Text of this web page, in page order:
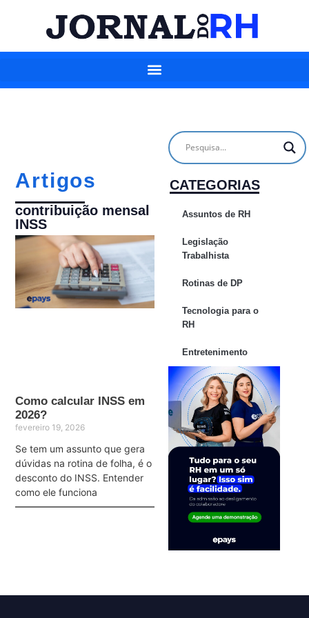
Artigos
contribuição mensal
INSS
Como calcular INSS em
2026?
fevereiro 19, 2026
Se tem um assunto que gera
dúvidas na rotina de folha, é o
desconto do INSS. Entender
como ele funciona
CATEGORIAS
Assuntos de RH
Legislação
Trabalhista
Rotinas de DP
Tecnologia para o
RH
Entretenimento